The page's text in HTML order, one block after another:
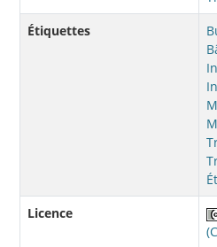
Étiquettes
Licence